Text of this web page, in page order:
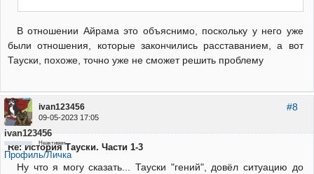
В отношении Айрама это объяснимо, поскольку у него уже
были отношения, которые закончились расставанием, а вот
Тауски, похоже, точно уже не сможет решить проблему
#8
ivan123456
09-05-2023 17:05
ivan123456
Неактивен
Профиль/Личка
Re: История Тауски. Части 1-3
Ну что я могу сказать... Тауски "гений", довёл ситуацию до